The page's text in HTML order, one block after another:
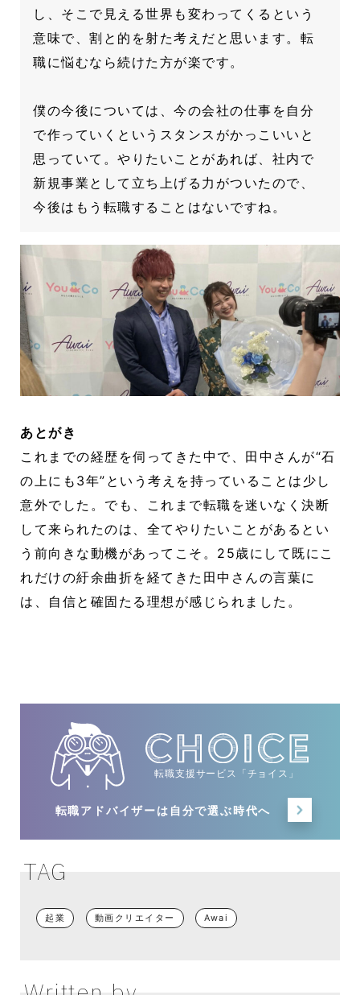
し、そこで見える世界も変わってくるという
意味で、割と的を射た考えだと思います。転
職に悩むなら続けた方が楽です。
僕の今後については、今の会社の仕事を自分
で作っていくというスタンスがかっこいいと
思っていて。やりたいことがあれば、社内で
新規事業として立ち上げる力がついたので、
今後はもう転職することはないですね。
あとがき
これまでの経歴を伺ってきた中で、田中さんが“石
の上にも3年”という考えを持っていることは少し
意外でした。でも、これまで転職を迷いなく決断
して来られたのは、全てやりたいことがあるとい
う前向きな動機があってこそ。25歳にして既にこ
れだけの紆余曲折を経てきた田中さんの言葉に
は、自信と確固たる理想が感じられました。
転職支援サービス「チョイス」
転職アドバイザーは 自分で選ぶ時代へ
TAG
起業 動画クリエイター Awai